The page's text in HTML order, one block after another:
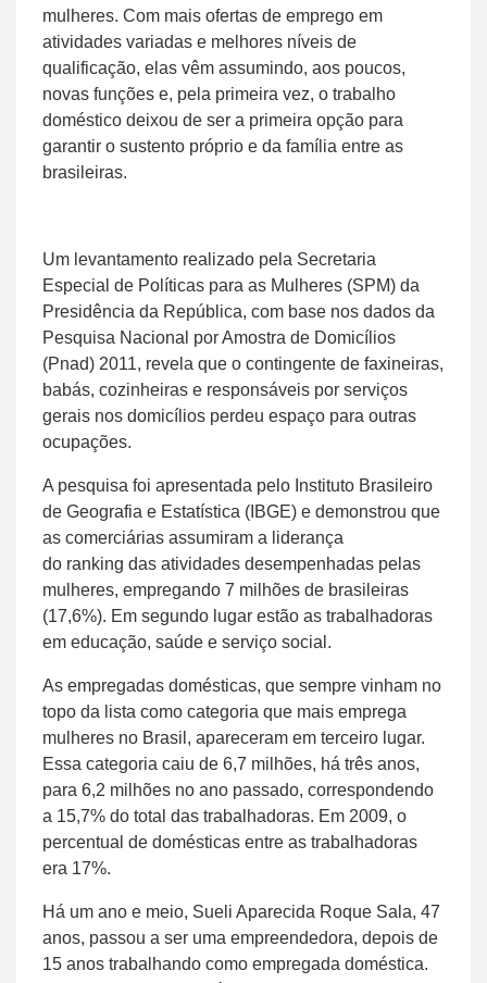
mulheres. Com mais ofertas de emprego em
atividades variadas e melhores níveis de
qualificação, elas vêm assumindo, aos poucos,
novas funções e, pela primeira vez, o trabalho
doméstico deixou de ser a primeira opção para
garantir o sustento próprio e da família entre as
brasileiras.
Um levantamento realizado pela Secretaria
Especial de Políticas para as Mulheres (SPM) da
Presidência da República, com base nos dados da
Pesquisa Nacional por Amostra de Domicílios
(Pnad) 2011, revela que o contingente de faxineiras,
babás, cozinheiras e responsáveis por serviços
gerais nos domicílios perdeu espaço para outras
ocupações.
A pesquisa foi apresentada pelo Instituto Brasileiro
de Geografia e Estatística (IBGE) e demonstrou que
as comerciárias assumiram a liderança
do ranking das atividades desempenhadas pelas
mulheres, empregando 7 milhões de brasileiras
(17,6%). Em segundo lugar estão as trabalhadoras
em educação, saúde e serviço social.
As empregadas domésticas, que sempre vinham no
topo da lista como categoria que mais emprega
mulheres no Brasil, apareceram em terceiro lugar.
Essa categoria caiu de 6,7 milhões, há três anos,
para 6,2 milhões no ano passado, correspondendo
a 15,7% do total das trabalhadoras. Em 2009, o
percentual de domésticas entre as trabalhadoras
era 17%.
Há um ano e meio, Sueli Aparecida Roque Sala, 47
anos, passou a ser uma empreendedora, depois de
15 anos trabalhando como empregada doméstica.